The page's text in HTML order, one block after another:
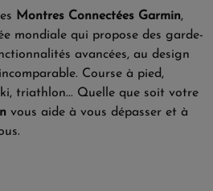
Montres Connectées Garmin,
mondiale qui propose des garde-
avancées, au design
Course à pied,
triathlon... Quelle que soit votre
vous aide à vous dépasser et à